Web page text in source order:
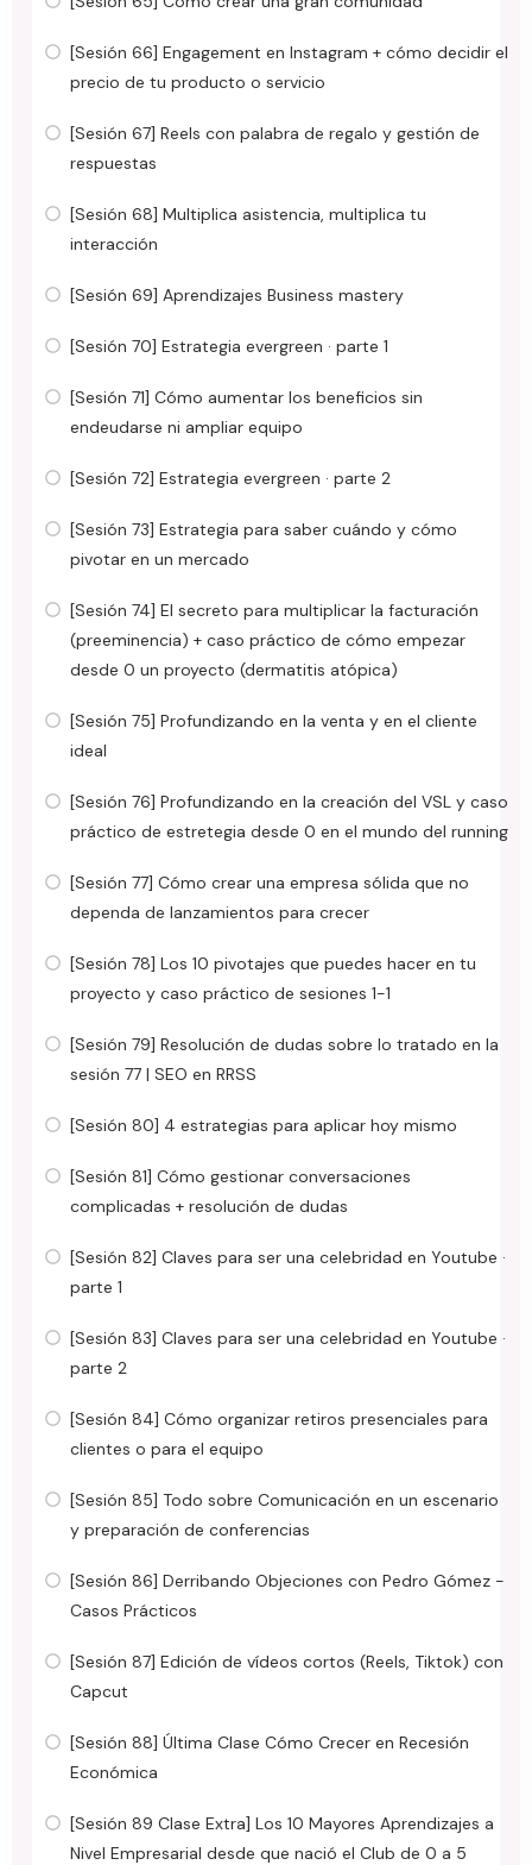
[Sesión 66] Engagement en Instagram + cómo decidir el
precio de tu producto o servicio
[Sesión 67] Reels con palabra de regalo y gestión de
respuestas
[Sesión 68] Multiplica asistencia, multiplica tu
interacción
[Sesión 69] Aprendizajes Business mastery
[Sesión 70] Estrategia evergreen · parte 1
[Sesión 71] Cómo aumentar los beneficios sin
endeudarse ni ampliar equipo
[Sesión 72] Estrategia evergreen · parte 2
[Sesión 73] Estrategia para saber cuándo y cómo
pivotar en un mercado
[Sesión 74] El secreto para multiplicar la facturación
(preeminencia) + caso práctico de cómo empezar
desde 0 un proyecto (dermatitis atópica)
[Sesión 75] Profundizando en la venta y en el cliente
ideal
[Sesión 76] Profundizando en la creación del VSL y caso
práctico de estretegia desde 0 en el mundo del running
[Sesión 77] Cómo crear una empresa sólida que no
dependa de lanzamientos para crecer
[Sesión 78] Los 10 pivotajes que puedes hacer en tu
proyecto y caso práctico de sesiones 1-1
[Sesión 79] Resolución de dudas sobre lo tratado en la
sesión 77 | SEO en RRSS
[Sesión 80] 4 estrategias para aplicar hoy mismo
[Sesión 81] Cómo gestionar conversaciones
complicadas + resolución de dudas
[Sesión 82] Claves para ser una celebridad en Youtube ·
parte 1
[Sesión 83] Claves para ser una celebridad en Youtube ·
parte 2
[Sesión 84] Cómo organizar retiros presenciales para
clientes o para el equipo
[Sesión 85] Todo sobre Comunicación en un escenario
y preparación de conferencias
[Sesión 86] Derribando Objeciones con Pedro Gómez -
Casos Prácticos
[Sesión 87] Edición de vídeos cortos (Reels, Tiktok) con
Capcut
[Sesión 88] Última Clase Cómo Crecer en Recesión
Económica
[Sesión 89 Clase Extra] Los 10 Mayores Aprendizajes a
Nivel Empresarial desde que nació el Club de 0 a 5